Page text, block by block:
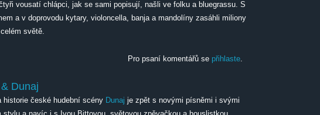
vousatí chlápci, jak se sami popisují, našli ve folku a bluegrassu. S
a v doprovodu kytary, violoncella, banja a mandolíny zasáhli miliony
světě.
Pro psaní komentářů se přihlaste.
Dunaj
historie české hudební scény Dunaj je zpět s novými písněmi i svými